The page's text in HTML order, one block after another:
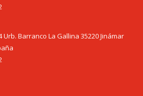
Urb. Barranco La Gallina 35220 Jinámar